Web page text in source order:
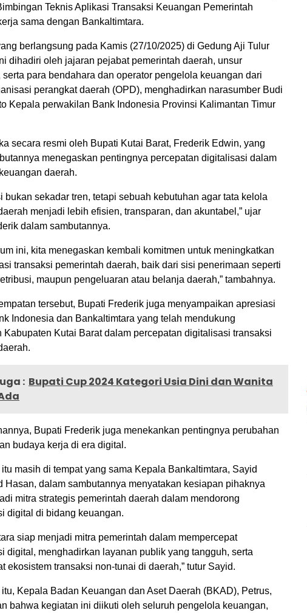
Teknis Aplikasi Transaksi Keuangan Pemerintah
sama dengan Bankaltimtara.
berlangsung pada Kamis (27/10/2025) di Gedung Aji Tulur
dihadiri oleh jajaran pejabat pemerintah daerah, unsur
serta para bendahara dan operator pengelola keuangan dari
perangkat daerah (OPD), menghadirkan narasumber Budi
Kepala perwakilan Bank Indonesia Provinsi Kalimantan Timur
secara resmi oleh Bupati Kutai Barat, Frederik Edwin, yang
menegaskan pentingnya percepatan digitalisasi dalam
daerah.
bukan sekadar tren, tetapi sebuah kebutuhan agar tata kelola
menjadi lebih efisien, transparan, dan akuntabel,” ujar
dalam sambutannya.
ini, kita menegaskan kembali komitmen untuk meningkatkan
transaksi pemerintah daerah, baik dari sisi penerimaan seperti
maupun pengeluaran atau belanja daerah,” tambahnya.
tersebut, Bupati Frederik juga menyampaikan apresiasi
Indonesia dan Bankaltimtara yang telah mendukung
Kabupaten Kutai Barat dalam percepatan digitalisasi transaksi
: Bupati Cup 2024 Kategori Usia Dini dan Wanita
Bupati Frederik juga menekankan pentingnya perubahan
budaya kerja di era digital.
masih di tempat yang sama Kepala Bankaltimtara, Sayid
Hasan, dalam sambutannya menyatakan kesiapan pihaknya
mitra strategis pemerintah daerah dalam mendorong
digital di bidang keuangan.
siap menjadi mitra pemerintah dalam mempercepat
digital, menghadirkan layanan publik yang tangguh, serta
ekosistem transaksi non-tunai di daerah,” tutur Sayid.
Kepala Badan Keuangan dan Aset Daerah (BKAD), Petrus,
bahwa kegiatan ini diikuti oleh seluruh pengelola keuangan,